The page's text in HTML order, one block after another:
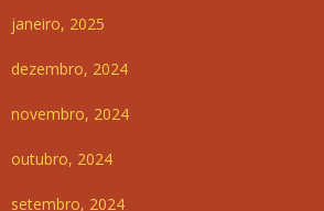
janeiro, 2025
dezembro, 2024
novembro, 2024
outubro, 2024
setembro, 2024